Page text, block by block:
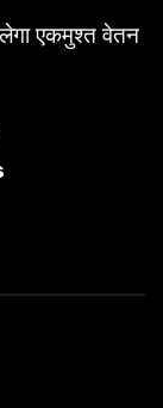
एकमुश्त वेतन